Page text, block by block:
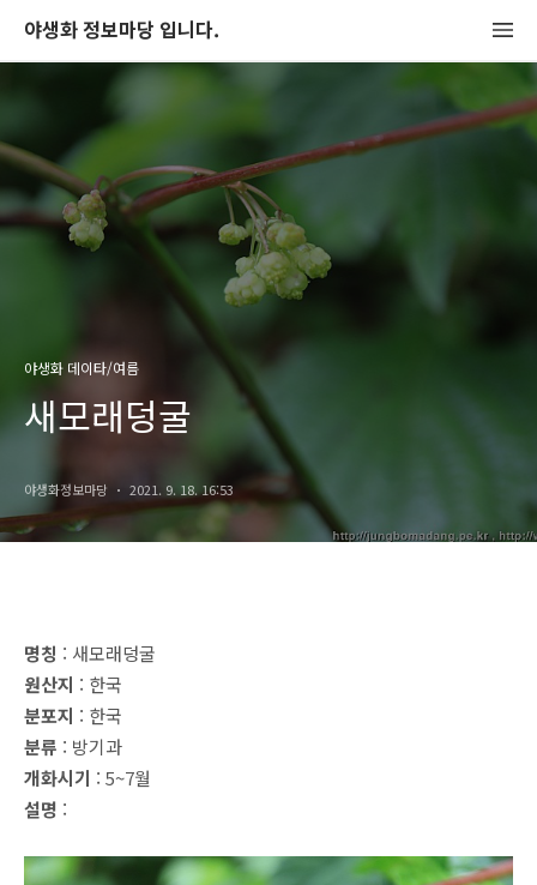
야생화 정보마당 입니다.
야생화 데이타/여름
새모래덩굴
야생화정보마당 2021. 9. 18. 16:53
명칭 : 새모래덩굴
원산지 : 한국
분포지 : 한국
분류 : 방기과
개화시기 : 5~7월
설명 :